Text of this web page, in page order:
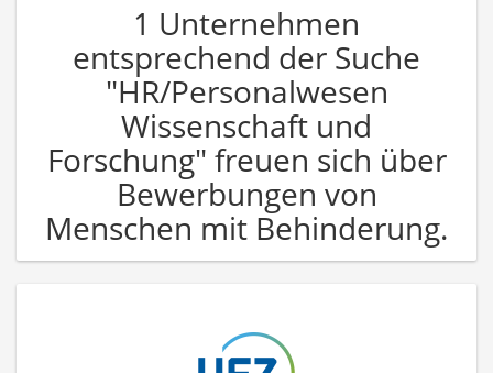
1 Unternehmen
entsprechend der Suche
"HR/Personalwesen
Wissenschaft und
Forschung" freuen sich über
Bewerbungen von
Menschen mit Behinderung.